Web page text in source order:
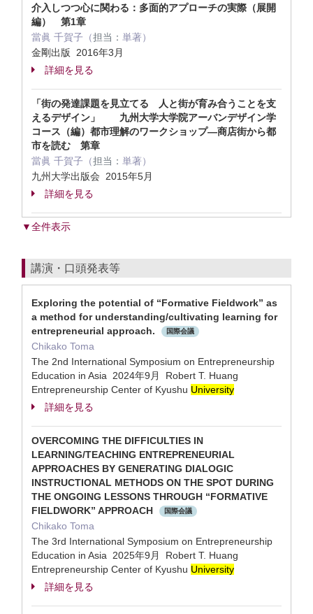
介入しつつ心に関わる：多面的アプローチの実際（展開
編） 第1章
當眞 千賀子（担当： 単著）
金剛出版 2016年3月
詳細を見る
「街の発達課題を見立てる 人と街が育み合うことを支
えるデザイン」 九州大学大学院アーバンデザイン学
コース（編）都市理解のワークショップ―商店街から都
市を読む 第章
當眞 千賀子（担当： 単著）
九州大学出版会 2015年5月
詳細を見る
▼全件表示
講演・口頭発表等
Exploring the potential of “Formative Fieldwork” as
a method for understanding/cultivating learning for
entrepreneurial approach.
国際会議
Chikako Toma
The 2nd International Symposium on Entrepreneurship
Education in Asia 2024年9月 Robert T. Huang
Entrepreneurship Center of Kyushu University
詳細を見る
OVERCOMING THE DIFFICULTIES IN
LEARNING/TEACHING ENTREPRENEURIAL
APPROACHES BY GENERATING DIALOGIC
INSTRUCTIONAL METHODS ON THE SPOT DURING
THE ONGOING LESSONS THROUGH “FORMATIVE
FIELDWORK” APPROACH
国際会議
Chikako Toma
The 3rd International Symposium on Entrepreneurship
Education in Asia 2025年9月 Robert T. Huang
Entrepreneurship Center of Kyushu University
詳細を見る